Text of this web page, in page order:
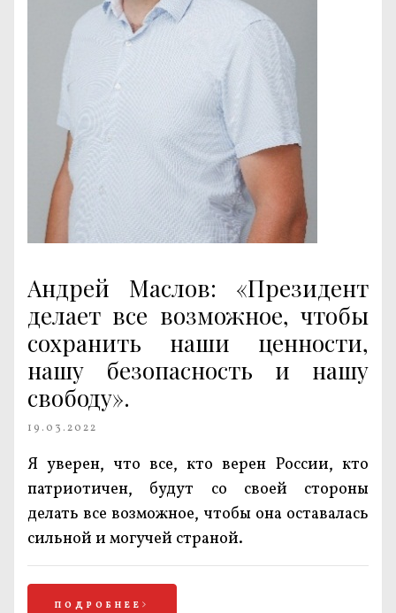
Андрей Маслов: «Президент
делает все возможное, чтобы
сохранить наши ценности,
нашу безопасность и нашу
свободу».
19.03.2022
Я уверен, что все, кто верен России, кто
патриотичен, будут со своей стороны
делать все возможное, чтобы она оставалась
сильной и могучей страной.
ПОДРОБНЕЕ